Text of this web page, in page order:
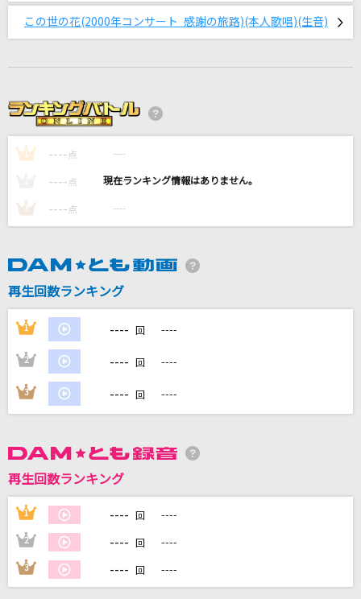
WONDER LiGHT
Ado
Stargaze
Falco-ファルコ-
サヨナラの意味
乃木坂46
DAMに会員登録・ログインして
カラオケをもっと楽しもう！
この世の花(2000年コンサート 感謝の旅路)(本人歌唱)(生音)
1 ---- 点 ----
---- 点 ----
3 ---- 点 ----
再生回数ランキング
1 ---- 回 ----
2 ---- 回 ----
3 ---- 回 ----
再生回数ランキング
1 ---- 回 ----
2 ---- 回 ----
3 ---- 回 ----